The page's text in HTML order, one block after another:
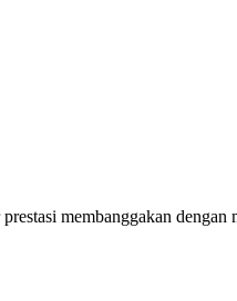
membanggakan dengan